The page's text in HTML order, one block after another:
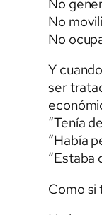
No
No
No
Y
ser
“Tenía
“Había
“Estaba
Como si